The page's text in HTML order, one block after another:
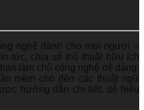
nghệ dành cho mọi người –
tức, chia sẻ thủ thuật hữu ích
làm chủ công nghệ dễ dàng.
mềm cho đến các thuật ngữ
hướng dẫn chi tiết, dễ hiểu